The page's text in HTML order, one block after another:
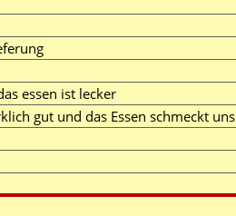
essen ist lecker
gut und das Essen schmeckt uns